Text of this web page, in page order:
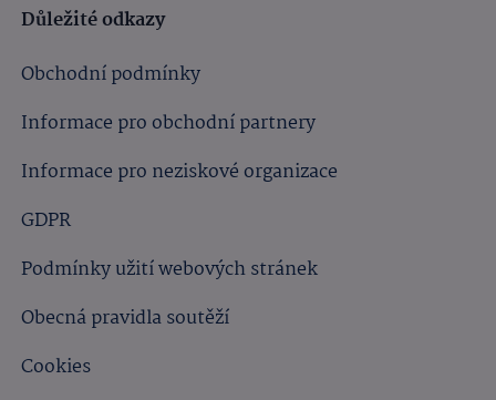
Důležité odkazy
Obchodní podmínky
Informace pro obchodní partnery
Informace pro neziskové organizace
GDPR
Podmínky užití webových stránek
Obecná pravidla soutěží
Cookies